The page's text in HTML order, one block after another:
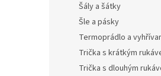
Šály a šátky
Šle a pásky
Termoprádlo a
Trička s krátkým
Trička s dlouhým